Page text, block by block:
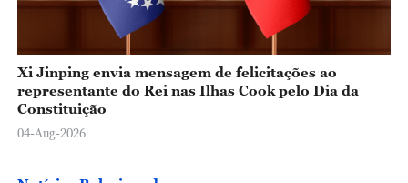
Xi Jinping envia mensagem de felicitações ao
representante do Rei nas Ilhas Cook pelo Dia da
Constituição
04-Aug-2026